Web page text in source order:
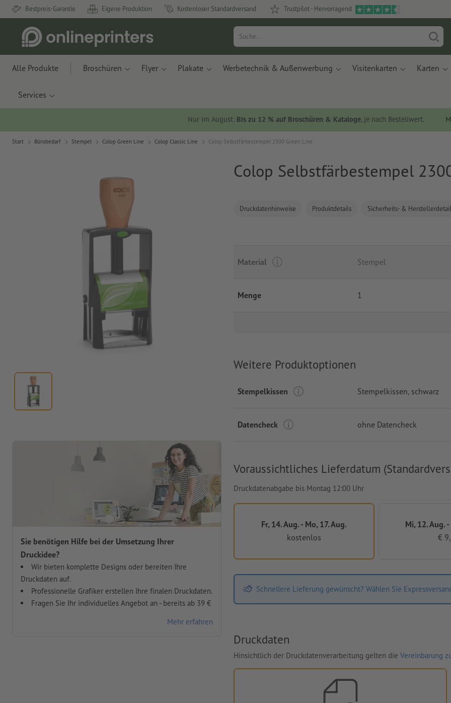
Bestpreis-Garantie Eigene Produktion Kostenloser Standardversand Trustpilot - Hervorragend
Alle Produkte Broschüren Flyer Plakate Werbetechnik & Außenwerbung Visitenkarten Karten
Services
Nur im August: Bis zu 12 % auf Broschüren & Kataloge, je nach Bestellwert.
Start Bürobedarf Stempel Colop Green Line Colop Classic Line Colop Selbstfärbestempel 2300 Green Line
Colop Selbstfärbestempel
Sie benötigen Hilfe bei der Umsetzung Ihrer
Druckidee?
Wir bieten komplette Designs oder bereiten Ihre
Druckdaten auf.
Professionelle Grafiker erstellen Ihre finalen Druckdaten.
Fragen Sie Ihr individuelles Angebot an - bereits ab 39 €
Mehr erfahren
Druckdatenhinweise Produktdetails Sicherheits- &
Material Stempel
Menge 1
Weitere Produktoptionen
Stempelkissen Stempelkissen, schwarz
Datencheck ohne Datencheck
Voraussichtliches Lieferdatum
Druckdatenabgabe bis Montag 12:00 Uhr
Fr, 14. Aug. - Mo, 17. Aug.
kostenlos
Mi, 12. Aug.
€
Schnellere Lieferung gewünscht? Wählen Sie
Druckdaten
Hinsichtlich der Druckdatenverarbeitung gelten die Vereinbarung